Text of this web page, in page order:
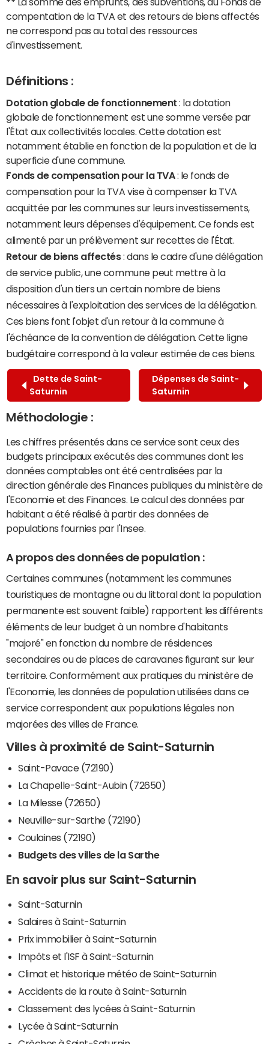
** La somme des emprunts, des subventions, du Fonds de
compentation de la TVA et des retours de biens affectés
ne correspond pas au total des ressources
d'investissement.
Définitions :
Dotation globale de fonctionnement : la dotation
globale de fonctionnement est une somme versée par
l'État aux collectivités locales. Cette dotation est
notamment établie en fonction de la population et de la
superficie d'une commune.
Fonds de compensation pour la TVA: le fonds de
compensation pour la TVA vise à compenser la TVA
acquittée par les communes sur leurs investissements,
notamment leurs dépenses d'équipement. Ce fonds est
alimenté par un prélèvement sur recettes de l'État.
Retour de biens affectés: dans le cadre d'une délégation
de service public, une commune peut mettre à la
disposition d'un tiers un certain nombre de biens
nécessaires à l'exploitation des services de la délégation.
Ces biens font l'objet d'un retour à la commune à
l'échéance de la convention de délégation. Cette ligne
budgétaire correspond à la valeur estimée de ces biens.
Dette de Saint-
Saturnin
Dépenses de Saint-
Saturnin
Méthodologie :
Les chiffres présentés dans ce service sont ceux des
budgets principaux exécutés des communes dont les
données comptables ont été centralisées par la
direction générale des Finances publiques du ministère de
l'Economie et des Finances. Le calcul des données par
habitant a été réalisé à partir des données de
populations fournies par l'Insee.
A propos des données de population :
Certaines communes (notamment les communes
touristiques de montagne ou du littoral dont la population
permanente est souvent faible) rapportent les différents
éléments de leur budget à un nombre d'habitants
"majoré" en fonction du nombre de résidences
secondaires ou de places de caravanes figurant sur leur
territoire. Conformément aux pratiques du ministère de
l'Economie, les données de population utilisées dans ce
service correspondent aux populations légales non
majorées des villes de France.
Villes à proximité de Saint-Saturnin
Saint-Pavace (72190)
La Chapelle-Saint-Aubin (72650)
La Milesse (72650)
Neuville-sur-Sarthe (72190)
Coulaines (72190)
Budgets des villes de la Sarthe
En savoir plus sur Saint-Saturnin
Saint-Saturnin
Salaires à Saint-Saturnin
Prix immobilier à Saint-Saturnin
Impôts et l'ISF à Saint-Saturnin
Climat et historique météo de Saint-Saturnin
Accidents de la route à Saint-Saturnin
Classement des lycées à Saint-Saturnin
Lycée à Saint-Saturnin